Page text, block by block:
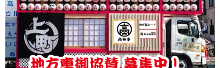
衣装
地方車
グッズ